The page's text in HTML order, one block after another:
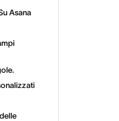
Asana